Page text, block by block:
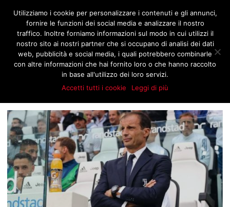
JNOTIZIE.COM
BROWSING TAG
JUVE-TOTTENHAM
Utilizziamo i cookie per personalizzare i contenuti e gli annunci,
fornire le funzioni dei social media e analizzare il nostro
traffico. Inoltre forniamo informazioni sul modo in cui utilizzi il
nostro sito ai nostri partner che si occupano di analisi dei dati
web, pubblicità e social media, i quali potrebbero combinarle
con altre informazioni che hai fornito loro o che hanno raccolto
in base all'utilizzo dei loro servizi.
Accetti tutti i cookie
Leggi di più